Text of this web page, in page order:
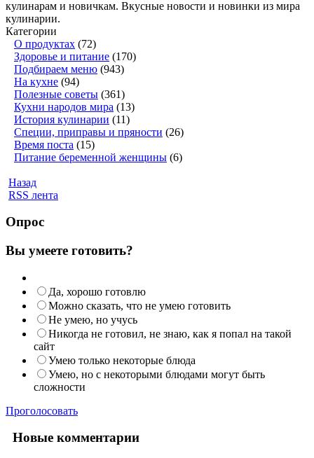
кулинарам и новичкам. Вкусные новости и новинки из мира
кулинарии.
Категории
О продуктах (72)
Здоровье и питание (170)
Подбираем меню (943)
На кухне (94)
Полезные советы (361)
Кухни народов мира (13)
История кулинарии (11)
Специи, приправы и пряности (26)
Время поста (15)
Питание беременной женщины (6)
Назад
RSS лента
Опрос
Вы умеете готовить?
Да, хорошо готовлю
Можно сказать, что не умею готовить
Не умею, но учусь
Никогда не готовил, не знаю, как я попал на такой
сайт
Умею только некоторые блюда
Умею, но с некоторыми блюдами могут быть
сложности
Проголосовать
Новые комментарии